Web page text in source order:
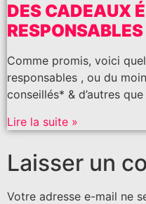
DES CADEAUX
Comme promis, voici
responsables , ou du
conseillés* & d’autres
Lire la suite »
Laisser un
Votre adresse e-mail ne